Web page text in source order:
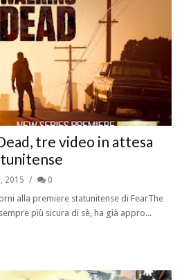
tre video in attesa
2015 0
alla premiere statunitense di FearThe
più sicura di sè, ha già appro...